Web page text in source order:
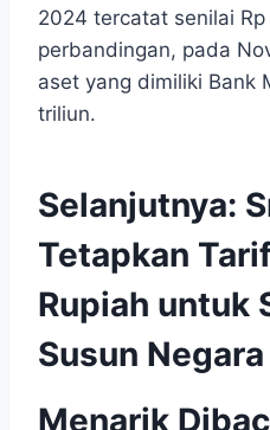
2024 tercatat senilai
perbandingan, pada
aset yang dimiliki Bank
triliun.
Selanjutnya:
Tetapkan
Rupiah untuk
Susun Negara
Menarik